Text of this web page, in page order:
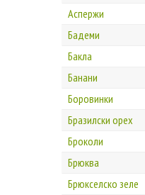
Аспержи
Бадеми
Бакла
Банани
Боровинки
Бразилски орех
Броколи
Брюква
Брюкселско зеле